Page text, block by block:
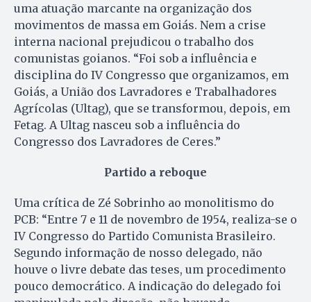
uma atuação marcante na organização dos
movimentos de massa em Goiás. Nem a crise
interna nacional prejudicou o trabalho dos
comunistas goianos. “Foi sob a influência e
disciplina do IV Congresso que organizamos, em
Goiás, a União dos Lavradores e Trabalhadores
Agrícolas (Ultag), que se transformou, depois, em
Fetag. A Ultag nasceu sob a influência do
Congresso dos Lavradores de Ceres.”
Partido a reboque
Uma crítica de Zé Sobrinho ao monolitismo do
PCB: “Entre 7 e 11 de novembro de 1954, realiza-se o
IV Congresso do Partido Comunista Brasileiro.
Segundo informação de nosso delegado, não
houve o livre debate das teses, um procedimento
pouco democrático. A indicação do delegado foi